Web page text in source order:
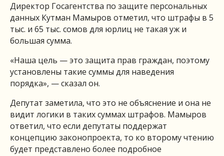
Директор Госагентства по защите персональных
данных Кутман Мамыров отметил, что штрафы в 5
тыс. и 65 тыс. сомов для юрлиц не такая уж и
большая сумма.
«Наша цель — это защита прав граждан, поэтому
установлены такие суммы для наведения
порядка», — сказал он.
Депутат заметила, что это не объяснение и она не
видит логики в таких суммах штрафов. Мамыров
ответил, что если депутаты поддержат
концепцию законопроекта, то ко второму чтению
будет представлено более подробное